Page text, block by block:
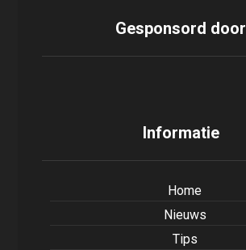
Gesponsord door
Informatie
Home
Nieuws
Tips